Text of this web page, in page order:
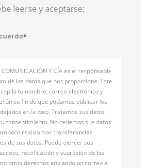
leerse y aceptarse:
*
COMUNICACIÓN Y CÍA es el responsable
de los datos que nos proporcione. Este
tu nombre, correo electrónico y
único fin de que podamos publicar los
en la web. Tratamos sus datos
consentimiento. No cedemos sus datos
realizamos transferencias
de sus datos. Puede ejercer sus
rectificación y supresión de los
otros derechos enviando un correo a